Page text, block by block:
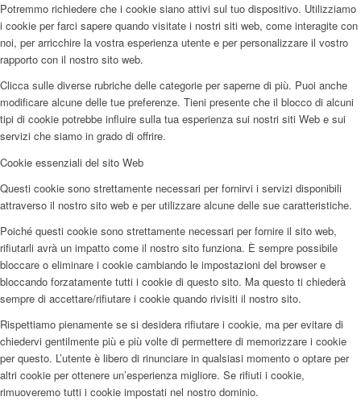
Potremmo richiedere che i cookie siano attivi sul tuo dispositivo. Utilizziamo
i cookie per farci sapere quando visitate i nostri siti web, come interagite con
noi, per arricchire la vostra esperienza utente e per personalizzare il vostro
rapporto con il nostro sito web.
Clicca sulle diverse rubriche delle categorie per saperne di più. Puoi anche
modificare alcune delle tue preferenze. Tieni presente che il blocco di alcuni
tipi di cookie potrebbe influire sulla tua esperienza sui nostri siti Web e sui
servizi che siamo in grado di offrire.
Cookie essenziali del sito Web
Questi cookie sono strettamente necessari per fornirvi i servizi disponibili
attraverso il nostro sito web e per utilizzare alcune delle sue caratteristiche.
Poiché questi cookie sono strettamente necessari per fornire il sito web,
rifiutarli avrà un impatto come il nostro sito funziona. È sempre possibile
bloccare o eliminare i cookie cambiando le impostazioni del browser e
bloccando forzatamente tutti i cookie di questo sito. Ma questo ti chiederà
sempre di accettare/rifiutare i cookie quando rivisiti il nostro sito.
Rispettiamo pienamente se si desidera rifiutare i cookie, ma per evitare di
chiedervi gentilmente più e più volte di permettere di memorizzare i cookie
per questo. L’utente è libero di rinunciare in qualsiasi momento o optare per
altri cookie per ottenere un’esperienza migliore. Se rifiuti i cookie,
rimuoveremo tutti i cookie impostati nel nostro dominio.